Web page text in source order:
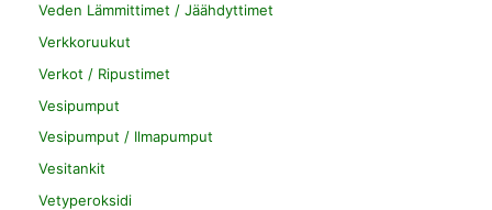
Veden Lämmittimet / Jäähdyttimet
Verkkoruukut
Verkot / Ripustimet
Vesipumput
Vesipumput / Ilmapumput
Vesitankit
Vetyperoksidi